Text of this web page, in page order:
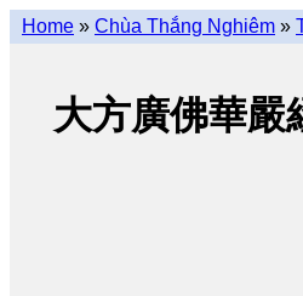
Home » Chùa Thắng Nghiêm »
大方廣佛華